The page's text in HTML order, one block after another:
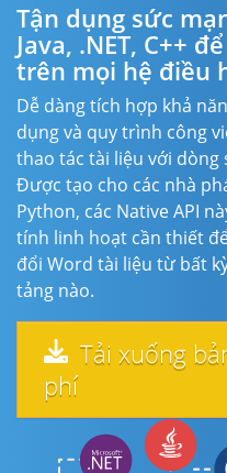
Tận dụng sức
Java, .NET, C++
trên mọi hệ điều
Dễ dàng tích hợp khả
dụng và quy trình công
thao tác tài liệu với dòng
Được tạo cho các nhà
Python, các Native API
tính linh hoạt cần thiết
đổi Word tài liệu từ bất
tảng nào.
Tải xuống
phí